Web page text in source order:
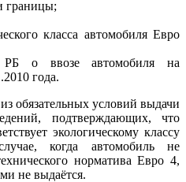
границы;
класса автомобиля Евро
о ввозе автомобиля на
года.
обязательных условий выдачи
подтверждающих, что
экологическому классу
когда автомобиль не
норматива Евро 4,
не выдаётся.